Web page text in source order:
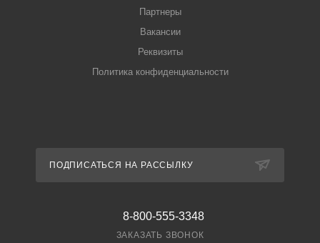
Партнеры
Вакансии
Реквизиты
Политика конфиденциальности
ПОДПИСАТЬСЯ НА РАССЫЛКУ
8-800-555-3348
ЗАКАЗАТЬ ЗВОНОК